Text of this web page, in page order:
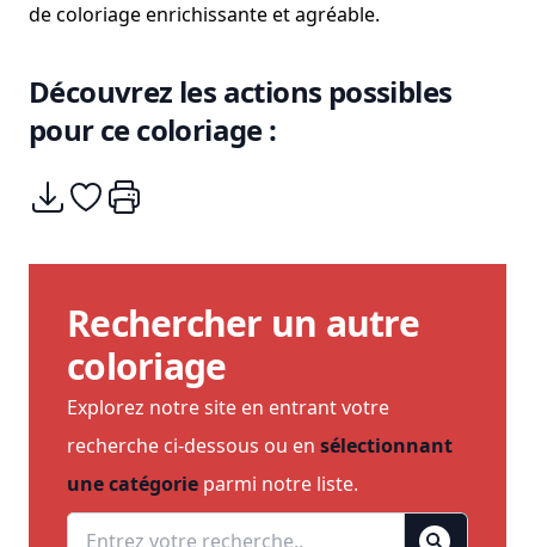
de coloriage enrichissante et agréable.
Découvrez les actions possibles
pour ce coloriage :
Télécharger
Ajouter à mes coups de coeurs
Imprimer
Rechercher un autre
coloriage
Explorez notre site en entrant votre
recherche ci-dessous ou en sélectionnant
une catégorie parmi notre liste.